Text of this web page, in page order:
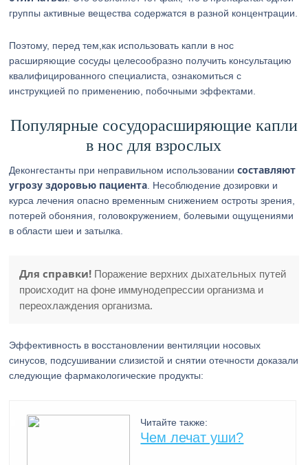
группы активные вещества содержатся в разной концентрации.
Поэтому, перед тем,как использовать капли в нос
расширяющие сосуды целесообразно получить консультацию
квалифицированного специалиста, ознакомиться с
инструкцией по применению, побочными эффектами.
Популярные сосудорасширяющие капли
в нос для взрослых
Деконгестанты при неправильном использованиисоставляют
угрозу здоровью пациента . Несоблюдение дозировки и
курса лечения опасно временным снижением остроты зрения,
потерей обоняния, головокружением, болевыми ощущениями
в области шеи и затылка.
Для справки! Поражение верхних дыхательных путей
происходит на фоне иммунодепрессии организма и
переохлаждения организма.
Эффективность в восстановлении вентиляции носовых
синусов, подсушивании слизистой и снятии отечности доказали
следующие фармакологические продукты:
Читайте также:
Чем лечат уши?